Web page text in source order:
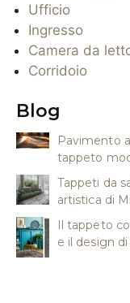
Ufficio
Ingresso
Camera da
Corridoio
Blog
Pavimento
tappeto
Tappeti da
artistica di
Il tappeto
e il design